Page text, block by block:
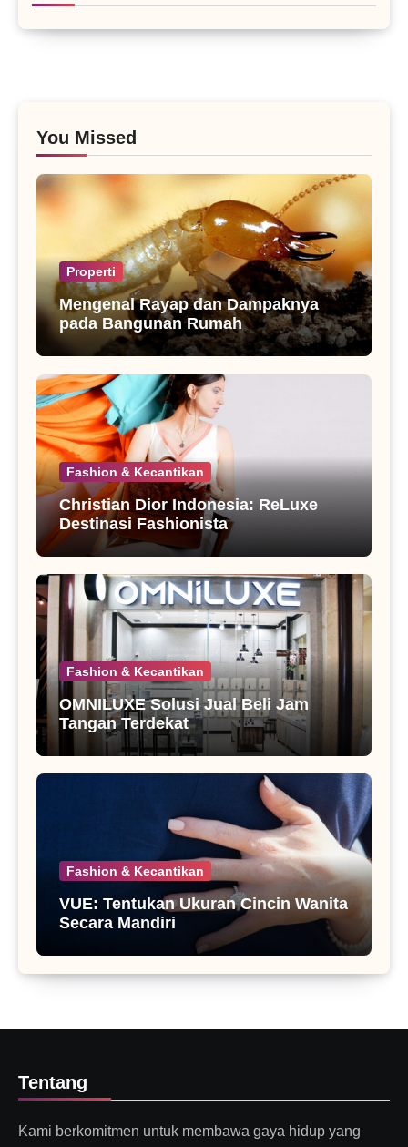
You Missed
Properti
Mengenal Rayap dan Dampaknya
pada Bangunan Rumah
Fashion & Kecantikan
Christian Dior Indonesia: ReLuxe
Destinasi Fashionista
Fashion & Kecantikan
OMNILUXE Solusi Jual Beli Jam
Tangan Terdekat
Fashion & Kecantikan
VUE: Tentukan Ukuran Cincin Wanita
Secara Mandiri
Tentang
Kami berkomitmen untuk membawa gaya hidup yang